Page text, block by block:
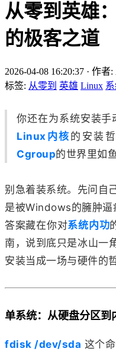
从零到英雄
的极客之道
2026-04-08 16:20:37 · 作者:
标签: 从零到 英雄 Linux
你还在为系统安装手
Linux内核 的安装
Cgroup的世界里如
别急着装系统。先问自己
是被Windows的臃肿逼
答案藏在你对系统内功
南，说到底只是冰山
安装当成一场与硬件的
单系统：从硬盘分区到
fdisk /dev/sda 这个